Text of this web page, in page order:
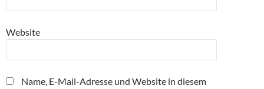
Website
Name, E-Mail-Adresse und Website in diesem